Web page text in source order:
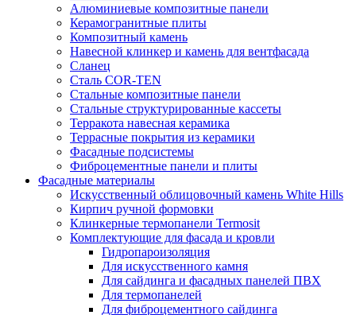
Алюминиевые композитные панели
Керамогранитные плиты
Композитный камень
Навесной клинкер и камень для вентфасада
Сланец
Сталь COR-TEN
Стальные композитные панели
Стальные структурированные кассеты
Терракота навесная керамика
Террасные покрытия из керамики
Фасадные подсистемы
Фиброцементные панели и плиты
Фасадные материалы
Искусственный облицовочный камень White Hills
Кирпич ручной формовки
Клинкерные термопанели Termosit
Комплектующие для фасада и кровли
Гидропароизоляция
Для искусственного камня
Для сайдинга и фасадных панелей ПВХ
Для термопанелей
Для фиброцементного сайдинга